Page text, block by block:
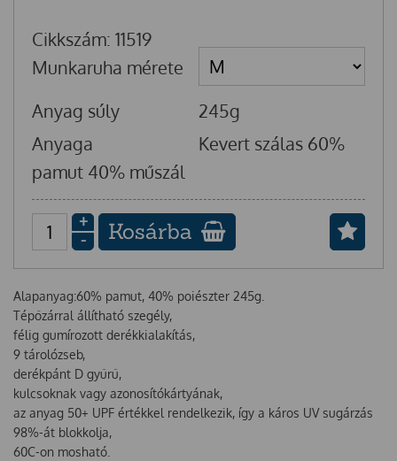
Cikkszám: 11519
Munkaruha mérete
Anyag súly
245g
Anyaga
Kevert szálas 60%
pamut 40% műszál
+
-
Kosárba
Alapanyag:60% pamut, 40% poiészter 245g.
Tépőzárral állítható szegély,
félig gumírozott derékkialakítás,
9 tárolózseb,
derékpánt D gyűrű,
kulcsoknak vagy azonosítókártyának,
az anyag 50+ UPF értékkel rendelkezik, így a káros UV sugárzás
98%-át blokkolja,
60C-on mosható.